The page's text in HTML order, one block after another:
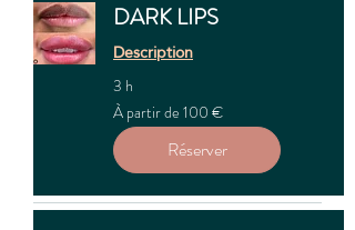
DARK LIPS
Description
3 h
À
partir
de
100
euros
À partir de 100 €
Réserver